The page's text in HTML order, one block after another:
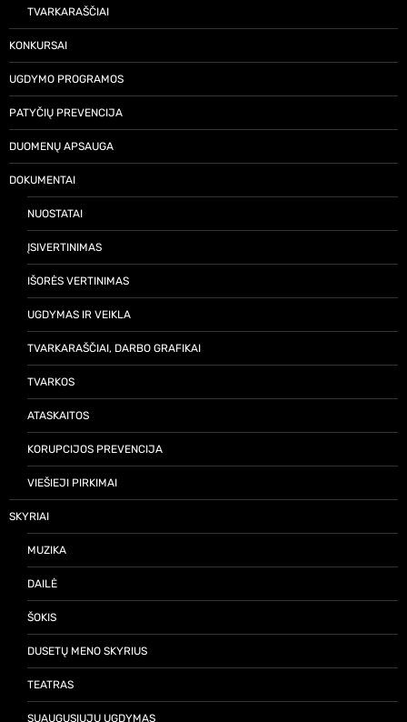
TVARKARAŠČIAI
KONKURSAI
UGDYMO PROGRAMOS
PATYČIŲ PREVENCIJA
DUOMENŲ APSAUGA
DOKUMENTAI
NUOSTATAI
ĮSIVERTINIMAS
IŠORĖS VERTINIMAS
UGDYMAS IR VEIKLA
TVARKARAŠČIAI, DARBO GRAFIKAI
TVARKOS
ATASKAITOS
KORUPCIJOS PREVENCIJA
VIEŠIEJI PIRKIMAI
SKYRIAI
MUZIKA
DAILĖ
ŠOKIS
DUSETŲ MENO SKYRIUS
TEATRAS
SUAUGUSIŲJŲ UGDYMAS